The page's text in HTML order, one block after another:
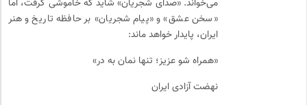
می‌خواند. «صدای شجریان» شاید که خاموشی گرفت، اما
«سخن عشق» و «پیام شجریان» بر حافظه تاریخ و هنر
ایران، پایدار خواهد ماند:
«همراه شو عزیز؛ تنها نمان به‌ در»
نهضت آزادی ایران